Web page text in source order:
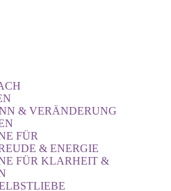
& VERÄNDERUNG
FÜR
& ENERGIE
FÜR KLARHEIT &